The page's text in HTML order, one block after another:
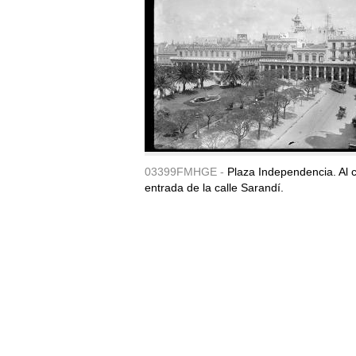
03399FMHGE - Plaza Independencia. Al
entrada de la calle Sarandí.